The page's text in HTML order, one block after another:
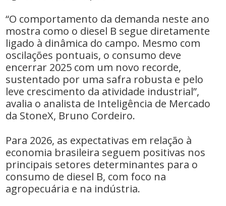
“O comportamento da demanda neste ano
mostra como o diesel B segue diretamente
ligado à dinâmica do campo. Mesmo com
oscilações pontuais, o consumo deve
encerrar 2025 com um novo recorde,
sustentado por uma safra robusta e pelo
leve crescimento da atividade industrial”,
avalia o analista de Inteligência de Mercado
da StoneX, Bruno Cordeiro.
Para 2026, as expectativas em relação à
economia brasileira seguem positivas nos
principais setores determinantes para o
consumo de diesel B, com foco na
agropecuária e na indústria.